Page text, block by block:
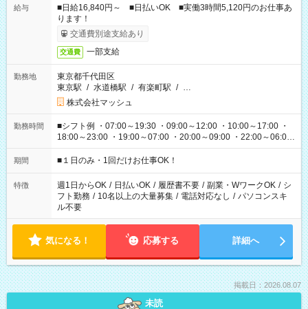
給与
■日給16,840円～ ■日払いOK ■実働3時間5,120円のお仕事あ
ります！
交通費別途支給あり
交通費 一部支給
勤務地
東京都千代田区
東京駅 / 水道橋駅 / 有楽町駅 / …
株式会社マッシュ
勤務時間
■シフト例 ・07:00～19:30 ・09:00～12:00 ・10:00～17:00 ・
18:00～23:00 ・19:00～07:00 ・20:00～09:00 ・22:00～06:00
etc ★最短で3時間で5,120円のお仕事から 15時間で2万円近く稼
げるお仕事も！ ご希望のお時間に合わせてご紹介！ ※シフトは
ください！
期間 ■１日のみ・1回だけお仕事OK！
特徴 週1日からOK / 日払いOK / 履歴書不要 / 副業・WワークOK / シ
フト勤務 / 10名以上の大量募集 / 電話対応なし / パソコンスキ
ル不要
気になる！ 応募する 詳細へ
掲載日：2026.08.07
未読